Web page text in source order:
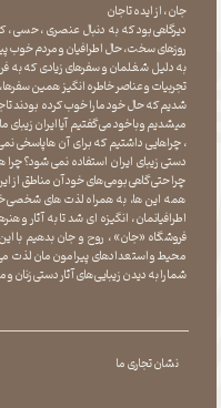
نشان تجاری ما
جان ، از ایده تا جان
دیرگاهی بود که به دنبال عنصری ، حسی ،
روزهای سخت ، حال اطرافیان و مردم خوب
به دلیل شغلمان و سفرهای زیادی که به
تجربیات و عناصر خاطره انگیز همین سفرها
شدیم که حال خود ما را خوب کرده بودند تا
میشدیم و با خود می گفتیم آیا ایران زیبای
، چراهایی داشتیم که برای آن ها پاسخی
دستی زیبای ایران استفاده نمی شود؟چرا
چرا حتی گاهی بومی های خود آن مناطق از
همه این ها، به همراه لذت های شخصی
اطرافیانمان ، انگیزه ای شد تا به آثار و
فروشگاه «جان» ، روح و جان بدهیم با
محیط و استعدادهای پیرامون مان لذت می
شما را به دیدن زیبایی های آثار دستی زنان